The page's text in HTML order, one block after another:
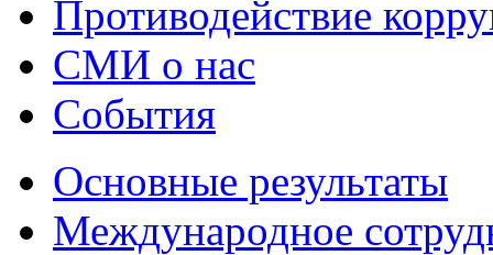
Противодействие
СМИ о нас
События
Основные результаты
Международное